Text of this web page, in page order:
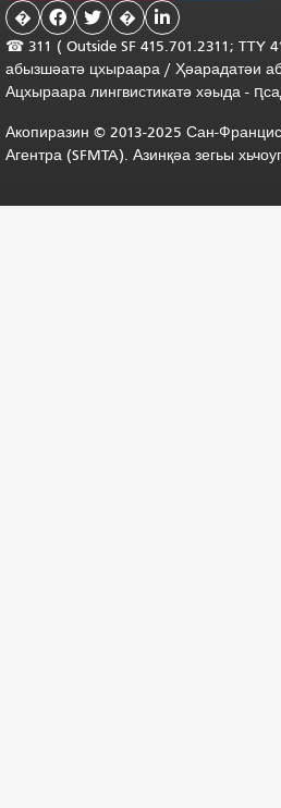
�   � 
☎ 311 ( Outside SF 415.701.2311; TTY
абызшәатә цхыраара / Ҳәарадатәи
Ацхыраара лингвистикатә хәыда -
Акопиразин © 2013-2025 Сан-
Агентра (SFMTA). Азинқәа зегьы